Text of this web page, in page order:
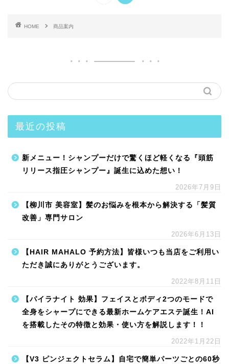
HOME 商品案内
最近の投稿
新メニュー！シャンプーだけで驚くほど軽くなる『頭筋
リリース指圧シャンプー』誕生に込めた想い！
2026年7月9日
【柳川市 美容室】髪のお悩みを根本から解決する「髪質
改善」専門サロン
2026年6月13日
【HAIR MAHALO 予約方法】皆様いつも当店をご利用い
ただき誠にありがとうございます。
2022年8月11日
【パイラナイト 効果】フェイスとボディ2つのモードで
全身をシャープにできる最新ホームケアエステ誕生！AI
を搭載したその特徴と効果・使い方を解説します！！
2022年1月22日
【V3 ピンジェクトセラム】自宅で簡単パーツごとの60秒